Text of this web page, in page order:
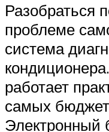
Разобраться
проблеме
система
работает
самых
Электронный